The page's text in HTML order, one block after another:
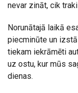
nevar zināt, cik
Norunātajā laikā
piecminūte un
tiekam iekrāmēti
uz ostu, kur mūs
dienas.